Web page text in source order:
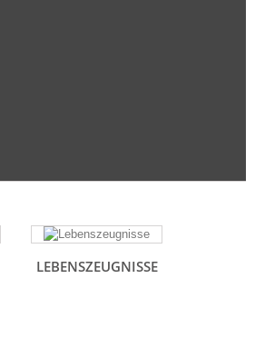
LEBENSZEUGNISSE